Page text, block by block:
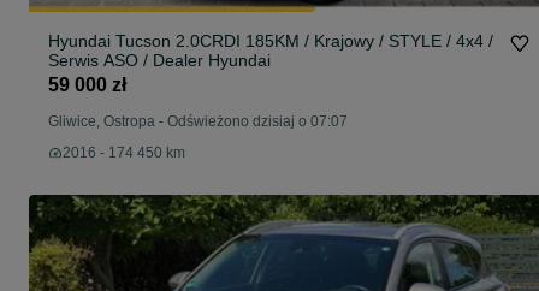
Hyundai Tucson 2.0CRDI 185KM / Krajowy / STYLE / 4x4 /
Serwis ASO / Dealer Hyundai
59 000 zł
Gliwice, Ostropa - Odświeżono dzisiaj o 07:07
2016 - 174 450 km